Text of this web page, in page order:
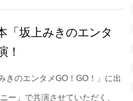
坂上みきのエンタ
！
のエンタメGO！GO！」に出
ー」で共演させていただく、